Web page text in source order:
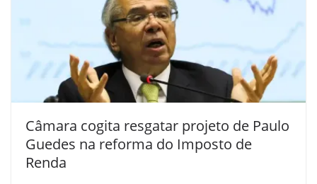
Câmara cogita resgatar projeto de Paulo
Guedes na reforma do Imposto de
Renda